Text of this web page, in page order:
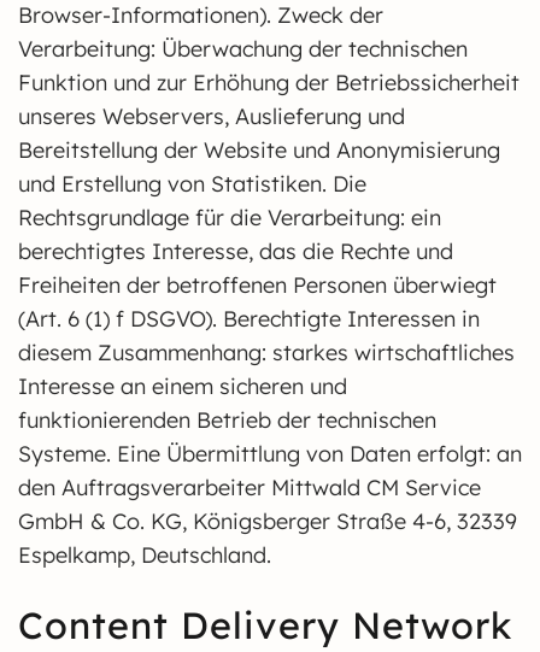
Browser-Informationen). Zweck der
Verarbeitung: Überwachung der technischen
Funktion und zur Erhöhung der Betriebssicherheit
unseres Webservers, Auslieferung und
Bereitstellung der Website und Anonymisierung
und Erstellung von Statistiken. Die
Rechtsgrundlage für die Verarbeitung: ein
berechtigtes Interesse, das die Rechte und
Freiheiten der betroffenen Personen überwiegt
(Art. 6 (1) f DSGVO). Berechtigte Interessen in
diesem Zusammenhang: starkes wirtschaftliches
Interesse an einem sicheren und
funktionierenden Betrieb der technischen
Systeme. Eine Übermittlung von Daten erfolgt: an
den Auftragsverarbeiter Mittwald CM Service
GmbH & Co. KG, Königsberger Straße 4-6, 32339
Espelkamp, Deutschland.
Content Delivery Network